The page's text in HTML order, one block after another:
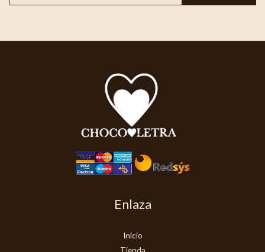
Enlaza
Inicio